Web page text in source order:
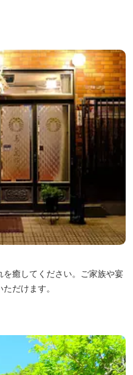
癒してください。ご家族や宴
だけます。